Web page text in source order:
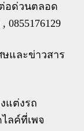
อด่วนตลอด
0855176129
ษและข่าวสาร
แต่งรถ
ลค์ที่เพจ